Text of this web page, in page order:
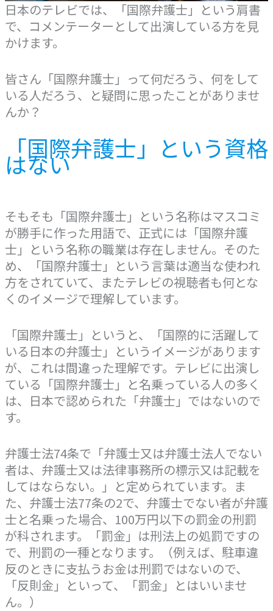
日本のテレビでは、「国際弁護士」という肩書
で、コメンテーターとして出演している方を見
かけます。
皆さん「国際弁護士」って何だろう、何をして
いる人だろう、と疑問に思ったことがありませ
んか？
「国際弁護士」という資格
はない
そもそも「国際弁護士」という名称はマスコミ
が勝手に作った用語で、正式には「国際弁護
士」という名称の職業は存在しません。そのた
め、「国際弁護士」という言葉は適当な使われ
方をされていて、またテレビの視聴者も何とな
くのイメージで理解しています。
「国際弁護士」というと、「国際的に活躍して
いる日本の弁護士」というイメージがあります
が、これは間違った理解です。テレビに出演し
ている「国際弁護士」と名乗っている人の多く
は、日本で認められた「弁護士」ではないので
す。
弁護士法74条で「弁護士又は弁護士法人でない
者は、弁護士又は法律事務所の標示又は記載を
してはならない。」と定められています。ま
た、弁護士法77条の2で、弁護士でない者が弁護
士と名乗った場合、100万円以下の罰金の刑罰
が科されます。「罰金」は刑法上の処罰ですの
で、刑罰の一種となります。（例えば、駐車違
反のときに支払うお金は刑罰ではないので、
「反則金」といって、「罰金」とはいいませ
ん。）